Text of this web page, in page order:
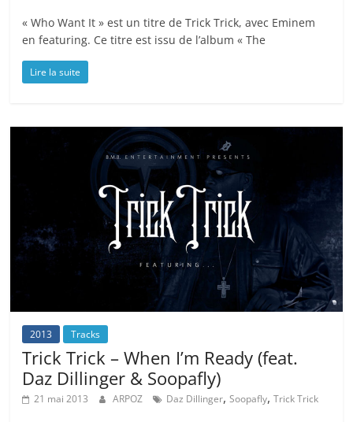
« Who Want It » est un titre de Trick Trick, avec Eminem
en featuring. Ce titre est issu de l’album « The
Lire la suite
2013 Tracks
Trick Trick – When I’m Ready (feat.
Daz Dillinger & Soopafly)
21 mai 2013 ARPOZ Daz Dillinger,Soopafly,Trick Trick